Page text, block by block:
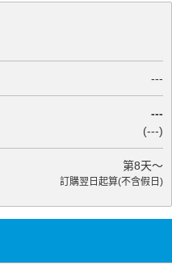
---
---
(---)
第8天～
訂購翌日起算(不含假日)